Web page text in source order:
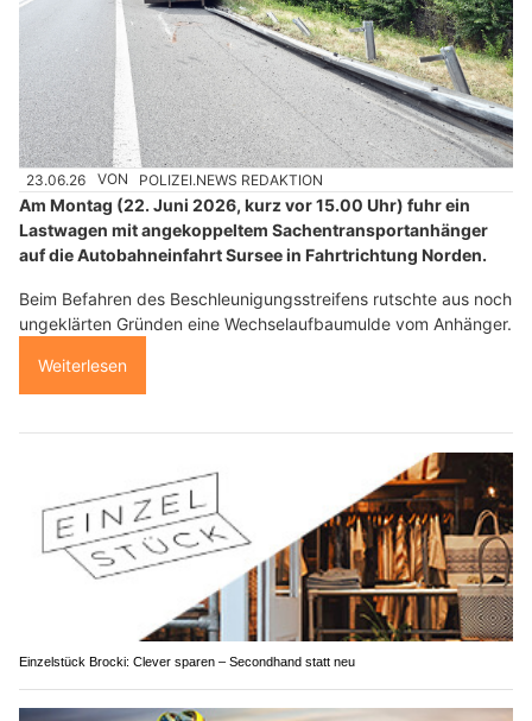
23.06.26 VON POLIZEI.NEWS REDAKTION
Am Montag (22. Juni 2026, kurz vor 15.00 Uhr) fuhr ein
Lastwagen mit angekoppeltem Sachentransportanhänger
auf die Autobahneinfahrt Sursee in Fahrtrichtung Norden.
Beim Befahren des Beschleunigungsstreifens rutschte aus noch
ungeklärten Gründen eine Wechselaufbaumulde vom Anhänger.
Weiterlesen
Einzelstück Brocki: Clever sparen – Secondhand statt neu